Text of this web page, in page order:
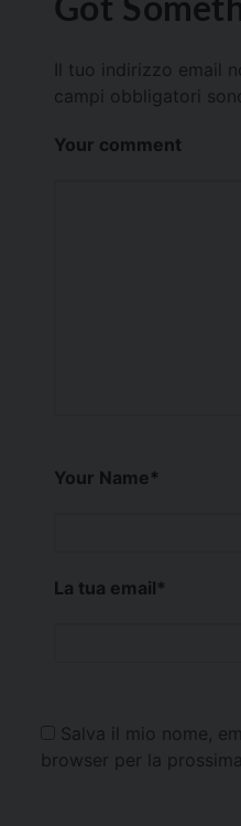
Il tuo indirizzo email
campi obbligatori
Your comment
Your Name*
La tua email*
Salva il mio nome,
browser per la